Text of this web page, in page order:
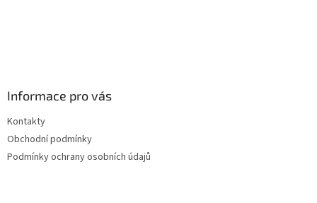
Informace pro vás
Kontakty
Obchodní podmínky
Podmínky ochrany osobních údajů